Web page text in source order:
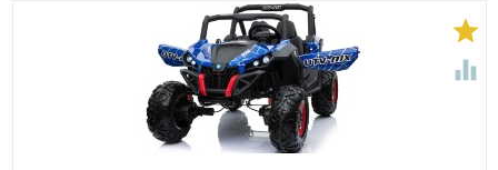

